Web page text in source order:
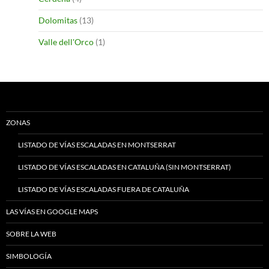
Dolomitas (13)
Valle dell'Orco (1)
ZONAS
LISTADO DE VÍAS ESCALADAS EN MONTSERRAT
LISTADO DE VÍAS ESCALADAS EN CATALUÑA (SIN MONTSERRAT)
LISTADO DE VÍAS ESCALADAS FUERA DE CATALUÑA
LAS VÍAS EN GOOGLE MAPS
SOBRE LA WEB
SIMBOLOGÍA